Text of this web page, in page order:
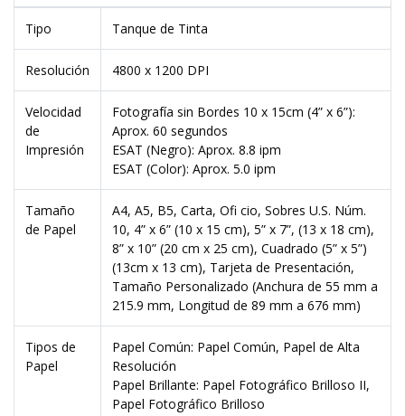
Tipo Tanque de Tinta
Resolución 4800 x 1200 DPI
Velocidad
de
Impresión
Fotografía sin Bordes 10 x 15cm (4” x 6”):
Aprox. 60 segundos
ESAT (Negro): Aprox. 8.8 ipm
ESAT (Color): Aprox. 5.0 ipm
Tamaño
de Papel
A4, A5, B5, Carta, Ofi cio, Sobres U.S. Núm.
10, 4” x 6” (10 x 15 cm), 5” x 7”, (13 x 18 cm),
8” x 10” (20 cm x 25 cm), Cuadrado (5” x 5”)
(13cm x 13 cm), Tarjeta de Presentación,
Tamaño Personalizado (Anchura de 55 mm a
215.9 mm, Longitud de 89 mm a 676 mm)
Tipos de
Papel
Papel Común: Papel Común, Papel de Alta
Resolución
Papel Brillante: Papel Fotográfico Brilloso II,
Papel Fotográfico Brilloso